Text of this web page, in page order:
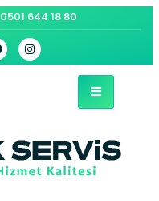
0501 644 18 80